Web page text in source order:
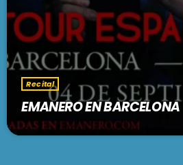
Recital
EMANERO EN BARCELONA